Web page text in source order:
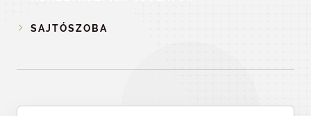
SAJTÓSZOBA